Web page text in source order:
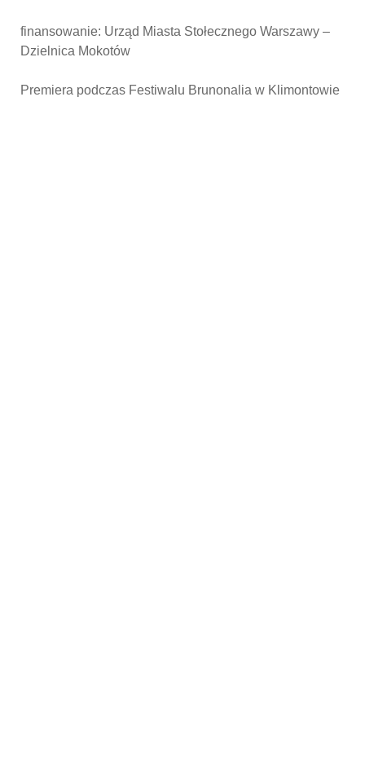
finansowanie: Urząd Miasta Stołecznego Warszawy –
Dzielnica Mokotów
Premiera podczas Festiwalu Brunonalia w Klimontowie